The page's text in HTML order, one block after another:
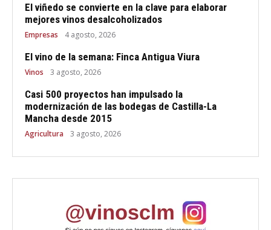
El viñedo se convierte en la clave para elaborar
mejores vinos desalcoholizados
Empresas 4 agosto, 2026
El vino de la semana: Finca Antigua Viura
Vinos 3 agosto, 2026
Casi 500 proyectos han impulsado la
modernización de las bodegas de Castilla-La
Mancha desde 2015
Agricultura 3 agosto, 2026